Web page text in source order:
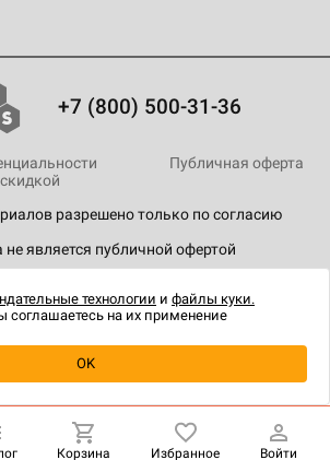
Уведомить о наличии
+7 (800) 500-31-36
разрешено только по согласию
является публичной офертой
Публичная оферта
Корзина Избранное Войти
технологии и файлы куки.
соглашаетесь на их применение
OK